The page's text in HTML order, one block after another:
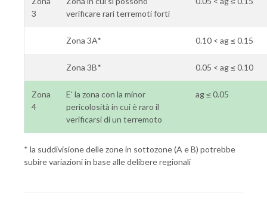
3
verificare rari terremoti forti
Zona 3A* 0.10 < ag ≤ 0.15
Zona 3B* 0.05 < ag ≤ 0.10
Zona
4
E' la zona con la minor
pericolosità in cui è raro il
verificarsi di un terremoto
ag ≤ 0.05
* la suddivisione delle zone in sottozone (A e B) potrebbe
subire variazioni in base alle delibere regionali